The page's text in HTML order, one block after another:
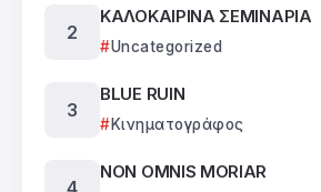
ΚΑΛΟΚΑΙΡΙΝΑ ΣΕΜΙΝΑΡΙΑ
Uncategorized
BLUE RUIN
Κινηματογράφος
NON OMNIS MORIAR